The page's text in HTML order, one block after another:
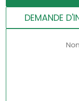
DEMANDE